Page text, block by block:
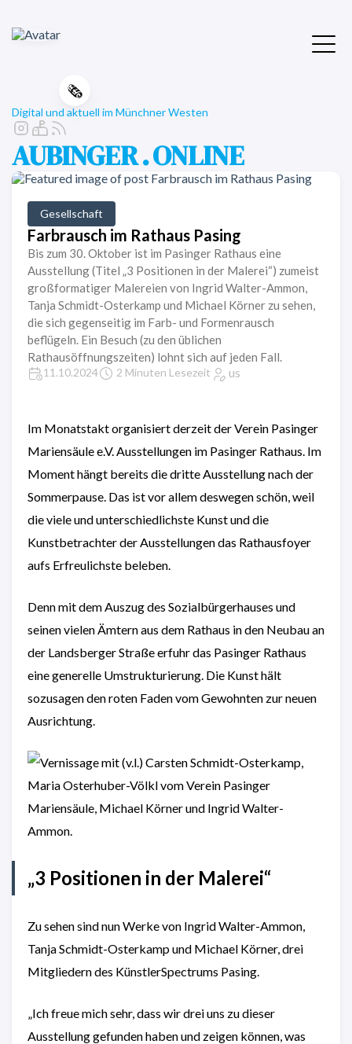
🗞️
Digital und aktuell im Münchner Westen
AUBINGER . ONLINE
Gesellschaft
Farbrausch im Rathaus Pasing
Bis zum 30. Oktober ist im Pasinger Rathaus eine
Ausstellung (Titel „3 Positionen in der Malerei“) zumeist
großformatiger Malereien von Ingrid Walter-Ammon,
Tanja Schmidt-Osterkamp und Michael Körner zu sehen,
die sich gegenseitig im Farb- und Formenrausch
beflügeln. Ein Besuch (zu den üblichen
Rathausöffnungszeiten) lohnt sich auf jeden Fall.
11.10.2024 2 Minuten Lesezeit us
Im Monatstakt organisiert derzeit der Verein Pasinger
Mariensäule e.V. Ausstellungen im Pasinger Rathaus. Im
Moment hängt bereits die dritte Ausstellung nach der
Sommerpause. Das ist vor allem deswegen schön, weil
die viele und unterschiedlichste Kunst und die
Kunstbetrachter der Ausstellungen das Rathausfoyer
aufs Erfreulichste beleben.
Denn mit dem Auszug des Sozialbürgerhauses und
seinen vielen Ämtern aus dem Rathaus in den Neubau an
der Landsberger Straße erfuhr das Pasinger Rathaus
eine generelle Umstrukturierung. Die Kunst hält
sozusagen den roten Faden vom Gewohnten zur neuen
Ausrichtung.
„3 Positionen in der Malerei“
Zu sehen sind nun Werke von Ingrid Walter-Ammon,
Tanja Schmidt-Osterkamp und Michael Körner, drei
Mitgliedern des KünstlerSpectrums Pasing.
„Ich freue mich sehr, dass wir drei uns zu dieser
Ausstellung gefunden haben und zeigen können, was